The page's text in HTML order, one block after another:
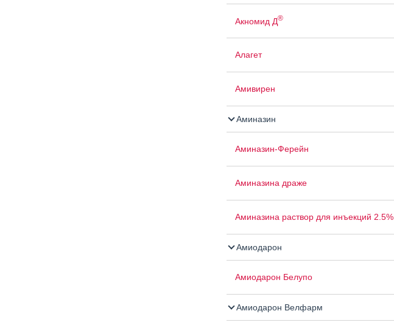
Акномид Д®
Алагет
Амивирен
Аминазин
Аминазин-Ферейн
Аминазина драже
Аминазина раствор для инъекций 2.5%
Амиодарон
Амиодарон Белупо
Амиодарон Велфарм